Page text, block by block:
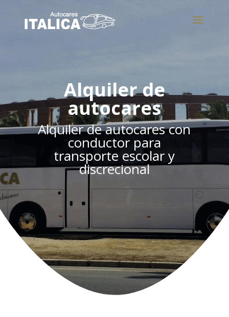
Alquiler de
autocares
Alquiler de autocares con
conductor para
transporte escolar y
discrecional